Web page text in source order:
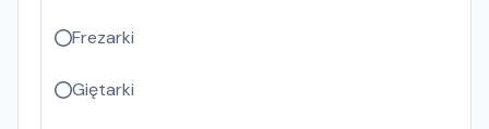
Frezarki
Giętarki